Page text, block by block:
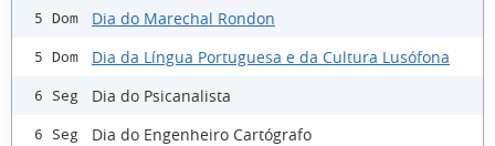
5 Dom Dia do Marechal Rondon
5 Dom Dia da Língua Portuguesa e da Cultura Lusófona
6 Seg Dia do Psicanalista
6 Seg Dia do Engenheiro Cartógrafo